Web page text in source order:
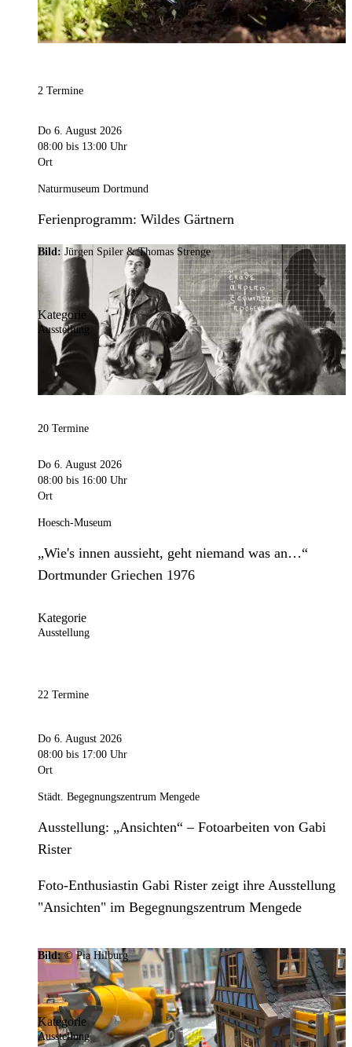
2 Termine
Do 6. August 2026
08:00 bis 13:00 Uhr
Ort
Naturmuseum Dortmund
Ferienprogramm: Wildes Gärtnern
Bild: Jürgen Spiler & Thomas Strenge
Kategorie
Ausstellung
20 Termine
Do 6. August 2026
08:00 bis 16:00 Uhr
Ort
Hoesch-Museum
„Wie's innen aussieht, geht niemand was an…“
Dortmunder Griechen 1976
Kategorie
Ausstellung
22 Termine
Do 6. August 2026
08:00 bis 17:00 Uhr
Ort
Städt. Begegnungszentrum Mengede
Ausstellung: „Ansichten“ – Fotoarbeiten von Gabi
Rister
Foto-Enthusiastin Gabi Rister zeigt ihre Ausstellung
"Ansichten" im Begegnungszentrum Mengede
Bild:© Pia Hilburg
Kategorie
Ausstellung